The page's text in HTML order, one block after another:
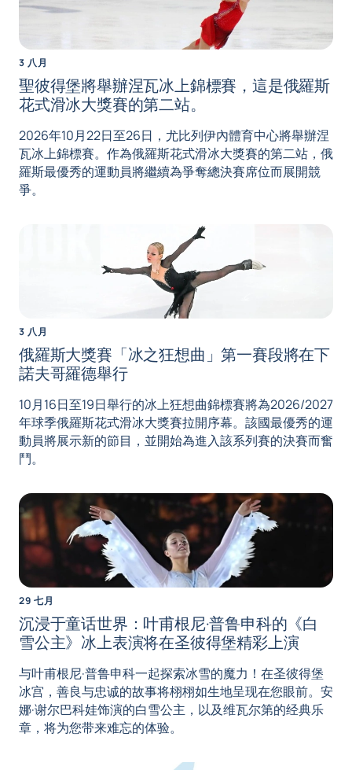
3 八月
聖彼得堡將舉辦涅瓦冰上錦標賽，這是俄羅斯
花式滑冰大獎賽的第二站。
2026年10月22日至26日，尤比列伊內體育中心將舉辦涅
瓦冰上錦標賽。作為俄羅斯花式滑冰大獎賽的第二站，俄
羅斯最優秀的運動員將繼續為爭奪總決賽席位而展開競
爭。
3 八月
俄羅斯大獎賽「冰之狂想曲」第一賽段將在下
諾夫哥羅德舉行
10月16日至19日舉行的冰上狂想曲錦標賽將為2026/2027
年球季俄羅斯花式滑冰大獎賽拉開序幕。該國最優秀的運
動員將展示新的節目，並開始為進入該系列賽的決賽而奮
鬥。
29 七月
沉浸于童话世界：叶甫根尼·普鲁申科的《白
雪公主》冰上表演将在圣彼得堡精彩上演
与叶甫根尼·普鲁申科一起探索冰雪的魔力！在圣彼得堡
冰宫，善良与忠诚的故事将栩栩如生地呈现在您眼前。安
娜·谢尔巴科娃饰演的白雪公主，以及维瓦尔第的经典乐
章，将为您带来难忘的体验。